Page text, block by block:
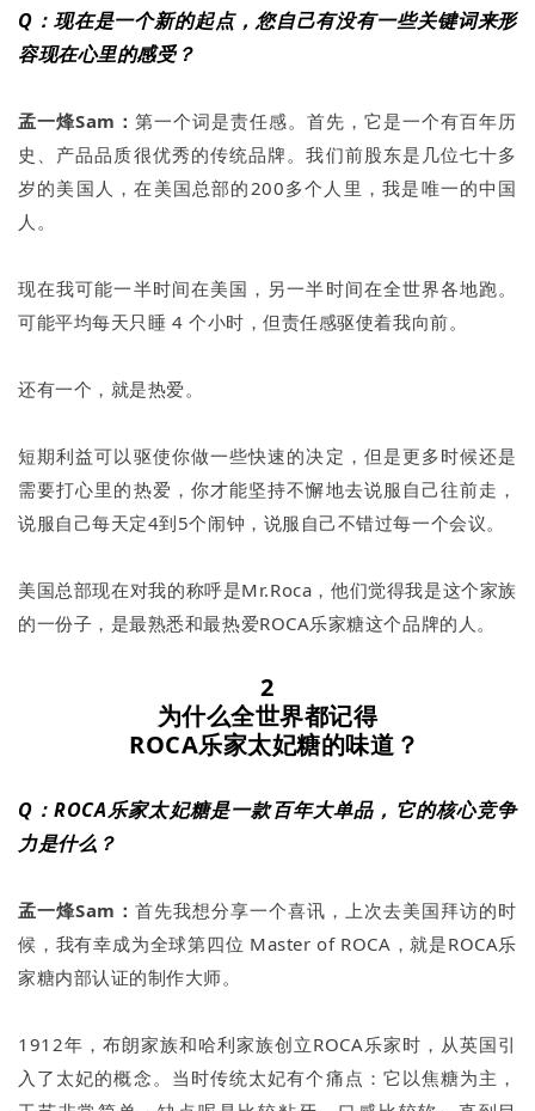
Q：现在是一个新的起点，您自己有没有一些关键词来形
容现在心里的感受？
孟一烽Sam：第一个词是责任感。首先，它是一个有百年历
史、产品品质很优秀的传统品牌。我们前股东是几位七十多
岁的美国人，在美国总部的200多个人里，我是唯一的中国
人。
现在我可能一半时间在美国，另一半时间在全世界各地跑。
可能平均每天只睡 4 个小时，但责任感驱使着我向前。
还有一个，就是热爱。
短期利益可以驱使你做一些快速的决定，但是更多时候还是
需要打心里的热爱，你才能坚持不懈地去说服自己往前走，
说服自己每天定4到5个闹钟，说服自己不错过每一个会议。
美国总部现在对我的称呼是Mr.Roca，他们觉得我是这个家族
的一份子，是最熟悉和最热爱ROCA乐家糖这个品牌的人。
2
为什么全世界都记得
ROCA乐家太妃糖的味道？
Q：ROCA乐家太妃糖是一款百年大单品，它的核心竞争
力是什么？
孟一烽Sam：首先我想分享一个喜讯，上次去美国拜访的时
候，我有幸成为全球第四位 Master of ROCA，就是ROCA乐
家糖内部认证的制作大师。
1912年，布朗家族和哈利家族创立ROCA乐家时，从英国引
入了太妃的概念。当时传统太妃有个痛点：它以焦糖为主，